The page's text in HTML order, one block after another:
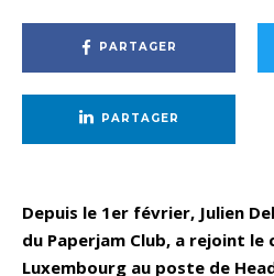
PARTAGER
PARTAGER
Depuis le 1er février, Julien
du Paperjam Club, a rejoint le
Luxembourg au poste de